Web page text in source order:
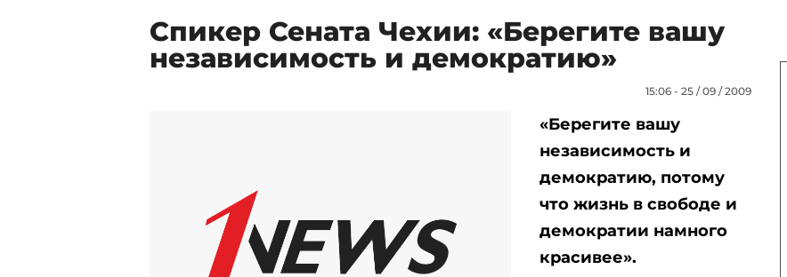
Спикер Сената Чехии: «Берегите вашу
независимость и демократию»
15:06 - 25 / 09 / 2009
«Берегите вашу
независимость и
демократию, потому
что жизнь в свободе и
демократии намного
красивее».